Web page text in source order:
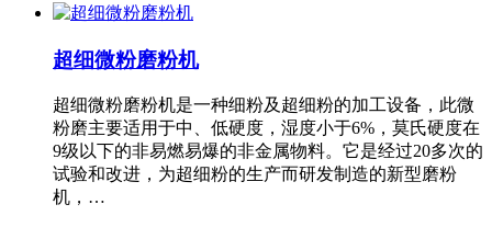
超细微粉磨粉机
超细微粉磨粉机是一种细粉及超细粉的加工设备，此微
粉磨主要适用于中、低硬度，湿度小于6%，莫氏硬度在
9级以下的非易燃易爆的非金属物料。它是经过20多次的
试验和改进，为超细粉的生产而研发制造的新型磨粉
机，…